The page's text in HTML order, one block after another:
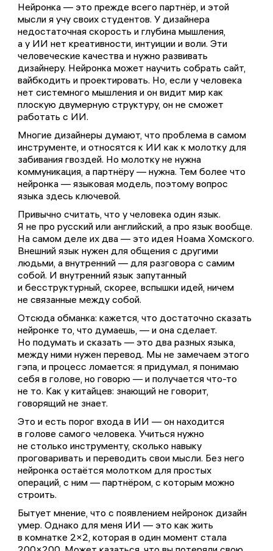
Нейронка — это прежде всего партнёр, и этой
мысли я учу своих студентов. У дизайнера
недостаточная скорость и глубина мышления,
а у ИИ нет креативности, интуиции и воли. Эти
человеческие качества и нужно развивать
дизайнеру. Нейронка может научить собрать сайт,
вайбкодить и проектировать. Но, если у человека
нет системного мышления и он видит мир как
плоскую двумерную структуру, он не сможет
работать с ИИ.
Многие дизайнеры думают, что проблема в самом
инструменте, и относятся к ИИ как к молотку для
забивания гвоздей. Но молотку не нужна
коммуникация, а партнёру — нужна. Тем более что
нейронка — языковая модель, поэтому вопрос
языка здесь ключевой.
Привычно считать, что у человека один язык.
Я не про русский или английский, а про язык вообще.
На самом деле их два — это идея Ноама Хомского.
Внешний язык нужен для общения с другими
людьми, а внутренний — для разговора с самим
собой. И внутренний язык запутанный
и бесструктурный, скорее, вспышки идей, ничем
не связанные между собой.
Отсюда обманка: кажется, что достаточно сказать
нейронке то, что думаешь, — и она сделает.
Но подумать и сказать — это два разных языка,
между ними нужен перевод. Мы не замечаем этого
гэпа, и процесс ломается: я придумал, я понимаю
себя в голове, но говорю — и получается что-то
не то. Как у китайцев: знающий не говорит,
говорящий не знает.
Это и есть порог входа в ИИ — он находится
в голове самого человека. Учиться нужно
не столько инструменту, сколько навыку
проговаривать и переводить свои мысли. Без него
нейронка остаётся молотком для простых
операций, с ним — партнёром, с которым можно
строить.
Бытует мнение, что с появлением нейронок дизайн
умер. Однако для меня ИИ — это как жить
в комнатке 2×2, которая в один момент стала